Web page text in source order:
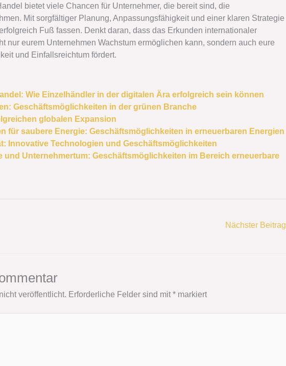
bietet viele Chancen für Unternehmer, die bereit sind, die
Mit sorgfältiger Planung, Anpassungsfähigkeit und einer klaren Strategie
Fuß fassen. Denkt daran, dass das Erkunden internationaler
nur eurem Unternehmen Wachstum ermöglichen kann, sondern auch eure
und Einfallsreichtum fördert.
Wie Einzelhändler in der digitalen Ära erfolgreich sein können
Geschäftsmöglichkeiten in der grünen Branche
globalen Expansion
für saubere Energie: Geschäftsmöglichkeiten in erneuerbaren Energien
Innovative Technologien und Geschäftsmöglichkeiten
und Unternehmertum: Geschäftsmöglichkeiten im Bereich erneuerbare
Nächster Beitrag
veröffentlicht. Erforderliche Felder sind mit * markiert